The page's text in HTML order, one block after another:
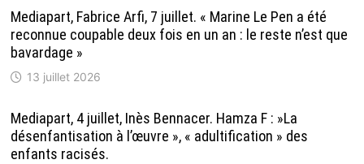
Mediapart, Fabrice Arfi, 7 juillet. « Marine Le Pen a été
reconnue coupable deux fois en un an : le reste n’est que
bavardage »
13 juillet 2026
Mediapart, 4 juillet, Inès Bennacer. Hamza F : »La
désenfantisation à l’œuvre », « adultification » des
enfants racisés.